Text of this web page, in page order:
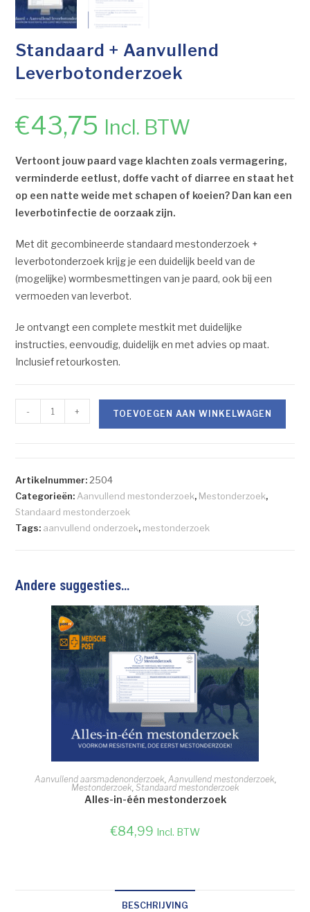
Standaard + Aanvullend
Leverbotonderzoek
€43,75 Incl. BTW
Vertoont jouw paard vage klachten zoals vermagering,
verminderde eetlust, doffe vacht of diarree en staat het
op een natte weide met schapen of koeien? Dan kan een
leverbotinfectie de oorzaak zijn.
Met dit gecombineerde standaard mestonderzoek +
leverbotonderzoek krijg je een duidelijk beeld van de
(mogelijke) wormbesmettingen van je paard, ook bij een
vermoeden van leverbot.
Je ontvangt een complete mestkit met duidelijke
instructies, eenvoudig, duidelijk en met advies op maat.
Inclusief retourkosten.
- + TOEVOEGEN AAN WINKELWAGEN
Artikelnummer: 2504
Categorieën: Aanvullend mestonderzoek, Mestonderzoek,
Standaard mestonderzoek
Tags: aanvullend onderzoek, mestonderzoek
Andere suggesties…
TOEVOEGEN AAN WINKELWAGEN
Aanvullend aarsmadenonderzoek, Aanvullend mestonderzoek,
Mestonderzoek, Standaard mestonderzoek
Alles-in-één mestonderzoek
€84,99 Incl. BTW
BESCHRIJVING